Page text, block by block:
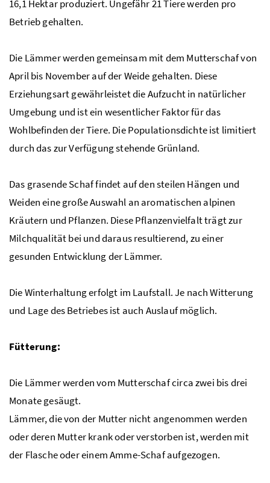
16,1 Hektar produziert. Ungefähr 21 Tiere werden pro
Betrieb gehalten.
Die Lämmer werden gemeinsam mit dem Mutterschaf von
April bis November auf der Weide gehalten. Diese
Erziehungsart gewährleistet die Aufzucht in natürlicher
Umgebung und ist ein wesentlicher Faktor für das
Wohlbefinden der Tiere. Die Populationsdichte ist limitiert
durch das zur Verfügung stehende Grünland.
Das grasende Schaf findet auf den steilen Hängen und
Weiden eine große Auswahl an aromatischen alpinen
Kräutern und Pflanzen. Diese Pflanzenvielfalt trägt zur
Milchqualität bei und daraus resultierend, zu einer
gesunden Entwicklung der Lämmer.
Die Winterhaltung erfolgt im Laufstall. Je nach Witterung
und Lage des Betriebes ist auch Auslauf möglich.
Fütterung:
Die Lämmer werden vom Mutterschaf circa zwei bis drei
Monate gesäugt.
Lämmer, die von der Mutter nicht angenommen werden
oder deren Mutter krank oder verstorben ist, werden mit
der Flasche oder einem Amme-Schaf aufgezogen.